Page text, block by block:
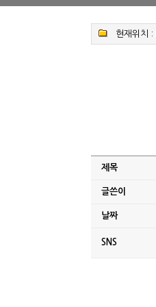
현재위치 :
제목
글쓴이
날짜
SNS